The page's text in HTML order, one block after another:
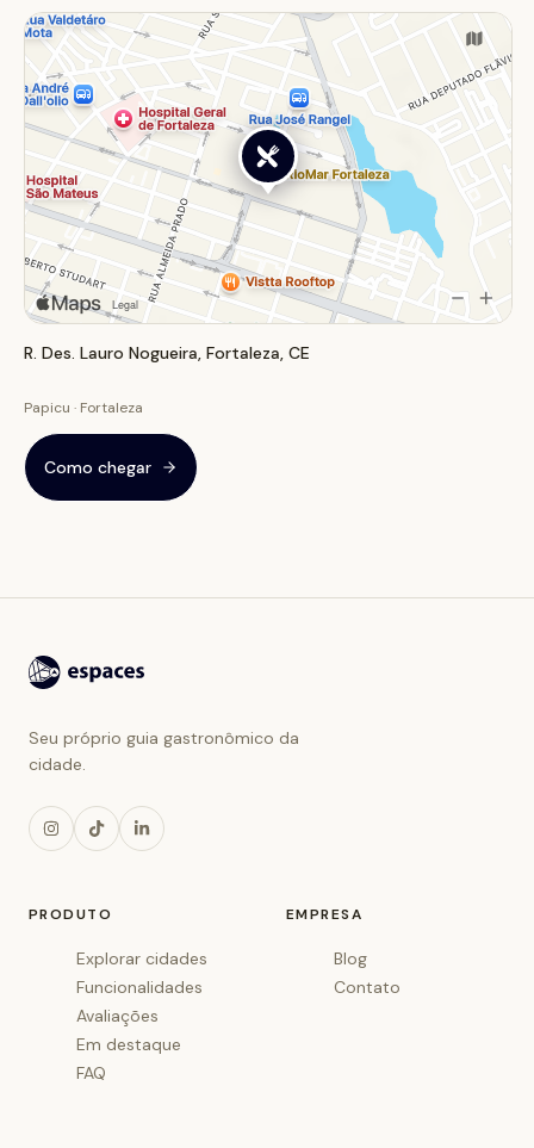
música ao vivo em Fortaleza.
R. Des. Lauro Nogueira, Fortaleza, CE
Papicu · Fortaleza
Como chegar
Seu próprio guia gastronômico da
cidade.
PRODUTO
Explorar cidades
Funcionalidades
Avaliações
Em destaque
FAQ
EMPRESA
Blog
Contato